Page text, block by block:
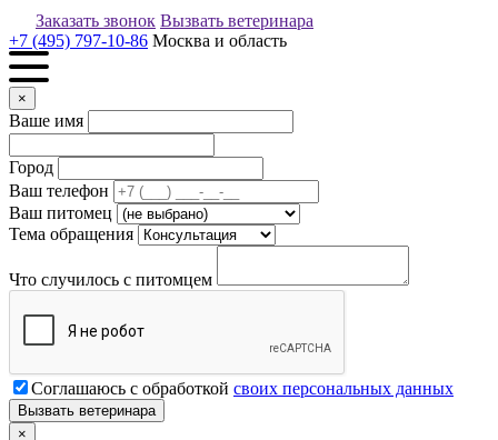
Заказать звонок Вызвать ветеринара
+7 (495) 797-10-86 Москва и область
×
Ваше имя
Город
Ваш телефон
Ваш питомец
Тема обращения
Что случилось с питомцем
Соглашаюсь с обработкой своих персональных данных
×